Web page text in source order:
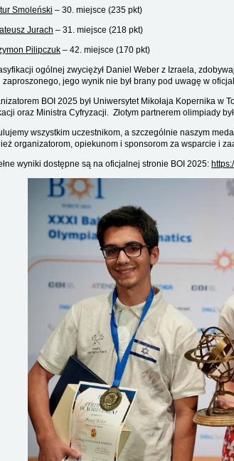
Smoleński – 30. miejsce (235 pkt)
Jurach – 31. miejsce (218 pkt)
Pilipczuk – 42. miejsce (170 pkt)
ogólnej zwyciężył Daniel Weber z Izraela,
zaproszonego, jego wynik nie był brany pod uwagę w
BOI 2025 był Uniwersytet Mikołaja Kopernika w
oraz Ministra Cyfryzacji. Złotym partnerem olimpiady
wszystkim uczestnikom, a szczególnie naszym
organizatorom, opiekunom i sponsorom za wsparcie i
wyniki dostępne są na oficjalnej stronie BOI 2025: